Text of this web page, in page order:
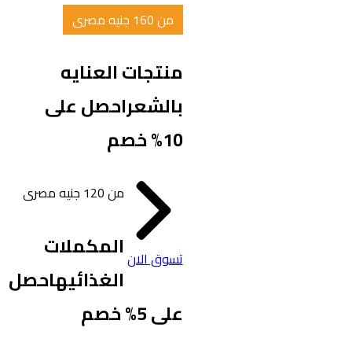
منتجات العنايه
بالشعراحصل على
تسوق الان
من 120 جنيه مصرى
المكملات
الغذائيهاحصل
على 5% خصم